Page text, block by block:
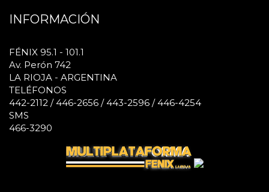
INFORMACIÓN
FÉNIX 95.1 - 101.1
Av. Perón 742
LA RIOJA - ARGENTINA
TELÉFONOS
442-2112 / 446-2656 / 443-2596 / 446-4254
SMS
466-3290